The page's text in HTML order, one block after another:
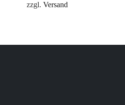
zzgl. Versand